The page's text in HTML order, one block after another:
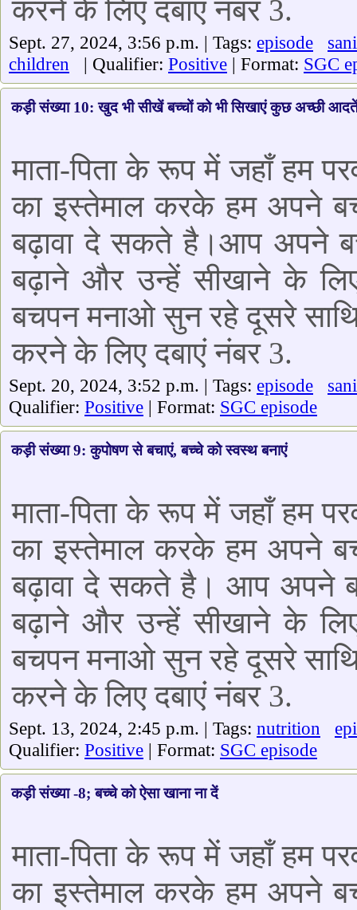
करने के लिए दबाएं नंबर 3.
Sept. 27, 2024, 3:56 p.m. | Tags: episode
children | Qualifier: Positive | Format: SGC
कड़ी संख्या 10: खुद भी सीखें बच्चों को भी सिखाएं कुछ अच्छी
माता-पिता के रूप में जहाँ हम
का इस्तेमाल करके हम अपने
बढ़ावा दे सकते है।आप अपने
बढ़ाने और उन्हें सीखाने के
बचपन मनाओ सुन रहे दूसरे
करने के लिए दबाएं नंबर 3.
Sept. 20, 2024, 3:52 p.m. | Tags: episode
Qualifier: Positive | Format: SGC episode
कड़ी संख्या 9: कुपोषण से बचाएं, बच्चे को स्वस्थ बनाएं
माता-पिता के रूप में जहाँ हम
का इस्तेमाल करके हम अपने
बढ़ावा दे सकते है। आप अपने
बढ़ाने और उन्हें सीखाने के
बचपन मनाओ सुन रहे दूसरे
करने के लिए दबाएं नंबर 3.
Sept. 13, 2024, 2:45 p.m. | Tags: nutrition
Qualifier: Positive | Format: SGC episode
कड़ी संख्या -8; बच्चे को ऐसा खाना ना दें
माता-पिता के रूप में जहाँ हम
का इस्तेमाल करके हम अपने